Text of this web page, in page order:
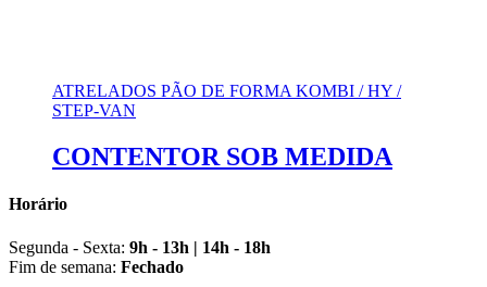
ATRELADOS PÃO DE FORMA KOMBI / HY /
STEP-VAN
CONTENTOR SOB MEDIDA
Horário
Segunda - Sexta: 9h - 13h | 14h - 18h
Fim de semana: Fechado